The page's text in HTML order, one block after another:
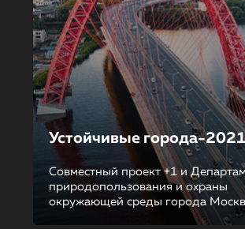
Устойчивые города-
Совместный проект +1 и
природопользования и охраны
окружающей среды города